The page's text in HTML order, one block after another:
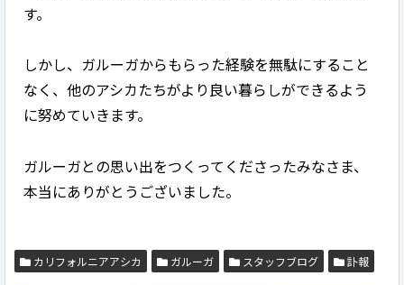
す。
しかし、ガルーガからもらった経験を無駄にすること
なく、他のアシカたちがより良い暮らしができるよう
に努めていきます。
ガルーガとの思い出をつくってくださったみなさま、
本当にありがとうございました。
カリフォルニアアシカ ガルーガ スタッフブログ 訃報